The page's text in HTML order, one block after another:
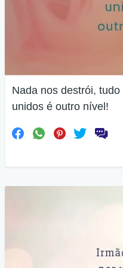
Nada nos destrói,
unidos é outro nível!